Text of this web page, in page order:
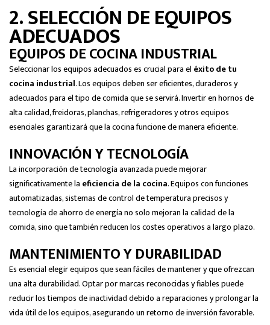
2. SELECCIÓN DE EQUIPOS
ADECUADOS
EQUIPOS DE COCINA INDUSTRIAL
Seleccionar los equipos adecuados es crucial para el éxito de tu
cocina industrial. Los equipos deben ser eficientes, duraderos y
adecuados para el tipo de comida que se servirá. Invertir en hornos de
alta calidad, freidoras, planchas, refrigeradores y otros equipos
esenciales garantizará que la cocina funcione de manera eficiente.
INNOVACIÓN Y TECNOLOGÍA
La incorporación de tecnología avanzada puede mejorar
significativamente la eficiencia de la cocina. Equipos con funciones
automatizadas, sistemas de control de temperatura precisos y
tecnología de ahorro de energía no solo mejoran la calidad de la
comida, sino que también reducen los costes operativos a largo plazo.
MANTENIMIENTO Y DURABILIDAD
Es esencial elegir equipos que sean fáciles de mantener y que ofrezcan
una alta durabilidad. Optar por marcas reconocidas y fiables puede
reducir los tiempos de inactividad debido a reparaciones y prolongar la
vida útil de los equipos, asegurando un retorno de inversión favorable.